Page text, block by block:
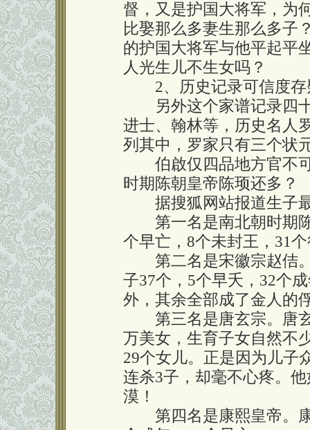
督，又是护国大将军，为
比娶那么多妻生那么多子
的护国大将军与他平起平
人光生儿不生女吗？
2、历史记录可信度存
另外这个家谱记录四十
进士、翰林等，历史名人
列其中，罗家只有三个状
伯啟仅四品地方官不可
时期陈朝皇帝陈顼还多？
据搜狐网站报道生子最
第一名是南北朝时期陈
个早亡，8个未封王，31
第二名是宋徽宗赵佶。
子37个，5个早夭，32个
外，其余全部成了金人的
第三名是唐玄宗。唐玄
万美女，生育子女自然不
29个女儿。正是因为儿子
连杀3子，却毫不心疼。
漠！
第四名是康熙皇帝。康